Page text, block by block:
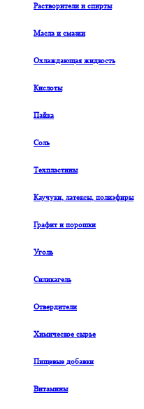
Растворители и спирты
Масла и смазки
Охлаждающая жидкость
Кислоты
Пайка
Соль
Техпластины
Каучуки, латексы, полиэфиры
Графит и порошки
Уголь
Силикагель
Отвердители
Химическое сырье
Пищевые добавки
Витамины